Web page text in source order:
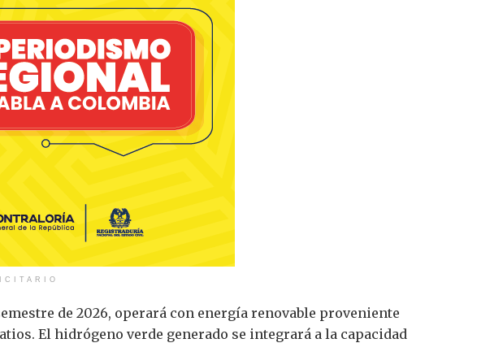
de 2026, operará con energía renovable proveniente
El hidrógeno verde generado se integrará a la capacidad